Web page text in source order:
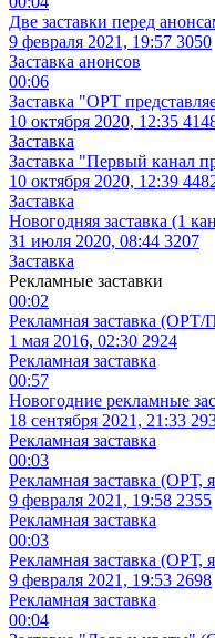
Две заставки перед
9 февраля 2021, 19:57 3050
Заставка анонсов
00:06
Заставка "ОРТ
10 октября 2020, 12:35
Заставка
Заставка "Первый канал
10 октября 2020, 12:39
Заставка
Новогодняя заставка (1
31 июля 2020, 08:44 3207
Заставка
Рекламные заставки
00:02
Рекламная заставка
1 мая 2016, 02:30 2924
Рекламная заставка
00:57
Новогодние рекламные
18 сентября 2021, 21:33
Рекламная заставка
00:03
Рекламная заставка (ОРТ,
9 февраля 2021, 19:58 2355
Рекламная заставка
00:03
Рекламная заставка (ОРТ,
9 февраля 2021, 19:53 2698
Рекламная заставка
00:04